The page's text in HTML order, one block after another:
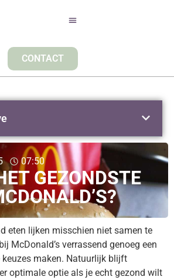
CONTACT
07:50
GEZONDSTE
eten lijken misschien niet samen te
McDonald’s verrassend genoeg een
maken. Natuurlijk blijft
optimale optie als je echt gezond wilt